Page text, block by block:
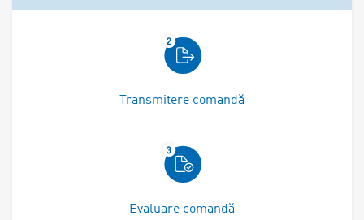
Transmitere comandă
Evaluare comandă